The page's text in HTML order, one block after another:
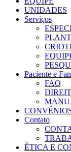
UNIDADES
Serviços
Paciente e
FAQ
Contato
ÉTICA E